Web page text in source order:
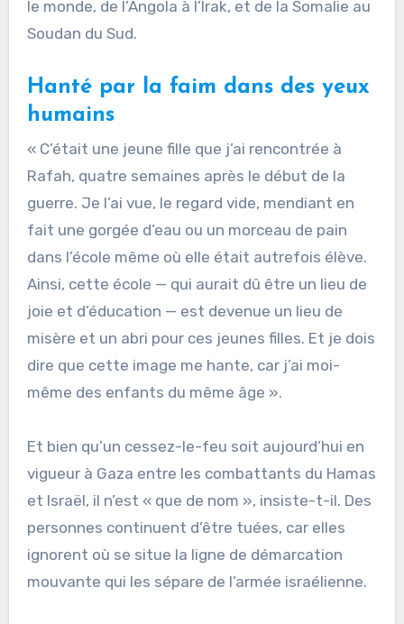
le monde, de l’Angola à l’Irak, et de la Somalie au
Soudan du Sud.
Hanté par la faim dans des yeux
humains
« C’était une jeune fille que j’ai rencontrée à
Rafah, quatre semaines après le début de la
guerre. Je l’ai vue, le regard vide, mendiant en
fait une gorgée d’eau ou un morceau de pain
dans l’école même où elle était autrefois élève.
Ainsi, cette école — qui aurait dû être un lieu de
joie et d’éducation — est devenue un lieu de
misère et un abri pour ces jeunes filles. Et je dois
dire que cette image me hante, car j’ai moi-
même des enfants du même âge ».
Et bien qu’un cessez-le-feu soit aujourd’hui en
vigueur à Gaza entre les combattants du Hamas
et Israël, il n’est « que de nom », insiste-t-il. Des
personnes continuent d’être tuées, car elles
ignorent où se situe la ligne de démarcation
mouvante qui les sépare de l’armée israélienne.